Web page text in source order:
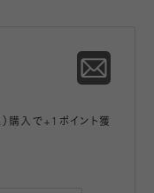
購入で+1ポイント獲